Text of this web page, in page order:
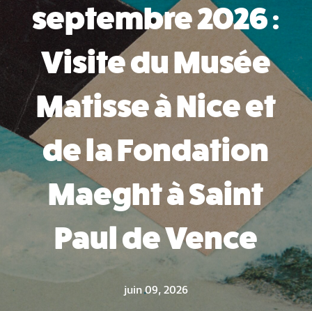
septembre 2026 :
Visite du Musée
Matisse à Nice et
de la Fondation
Maeght à Saint
Paul de Vence
juin 09, 2026